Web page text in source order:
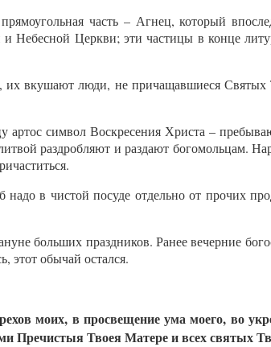
часть – Агнец, который
Небесной Церкви; эти частицы в конце
их вкушают люди, не причащавшиеся
символ Воскресения Христа –
раздробляют и раздают богомольцам.
в чистой посуде отдельно от прочих
больших праздников. Ранее вечерние
этот обычай остался.
моих, в просвещение ума моего, во
Пречистыя Твоея Матере и всех святых